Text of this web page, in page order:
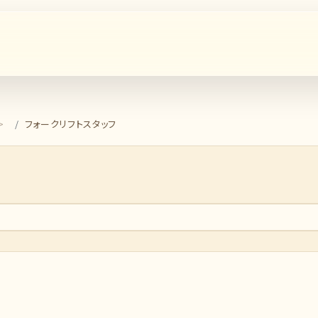
フォークリフトスタッフ